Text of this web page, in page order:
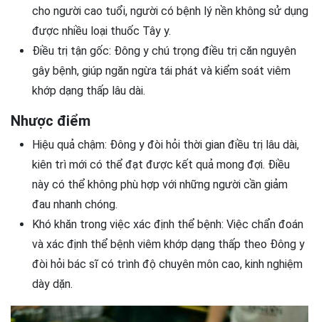
cho người cao tuổi, người có bệnh lý nền không sử dụng
được nhiều loại thuốc Tây y.
Điều trị tận gốc: Đông y chú trọng điều trị căn nguyên
gây bệnh, giúp ngăn ngừa tái phát và kiểm soát viêm
khớp dạng thấp lâu dài.
Nhược điểm
Hiệu quả chậm: Đông y đòi hỏi thời gian điều trị lâu dài,
kiên trì mới có thể đạt được kết quả mong đợi. Điều
này có thể không phù hợp với những người cần giảm
đau nhanh chóng.
Khó khăn trong việc xác định thể bệnh: Việc chẩn đoán
và xác định thể bệnh viêm khớp dạng thấp theo Đông y
đòi hỏi bác sĩ có trình độ chuyên môn cao, kinh nghiệm
dày dặn.